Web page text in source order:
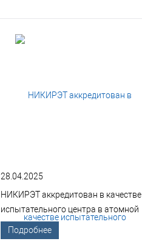
28.04.2025
НИКИРЭТ аккредитован в качестве
испытательного центра в атомной
отрасли
Подробнее